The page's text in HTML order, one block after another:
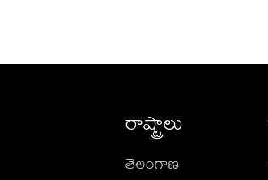
రాష్ట్రాలు
తెలంగాణ